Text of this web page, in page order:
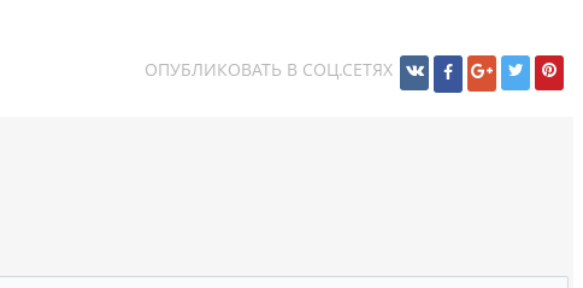
ОПУБЛИКОВАТЬ В СОЦ.СЕТЯХ